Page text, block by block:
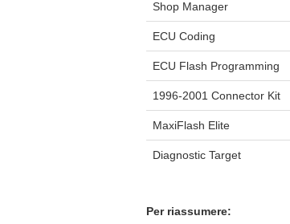
Shop Manager
ECU Coding
ECU Flash Programming
1996-2001 Connector Kit
MaxiFlash Elite
Diagnostic Target
Per riassumere: